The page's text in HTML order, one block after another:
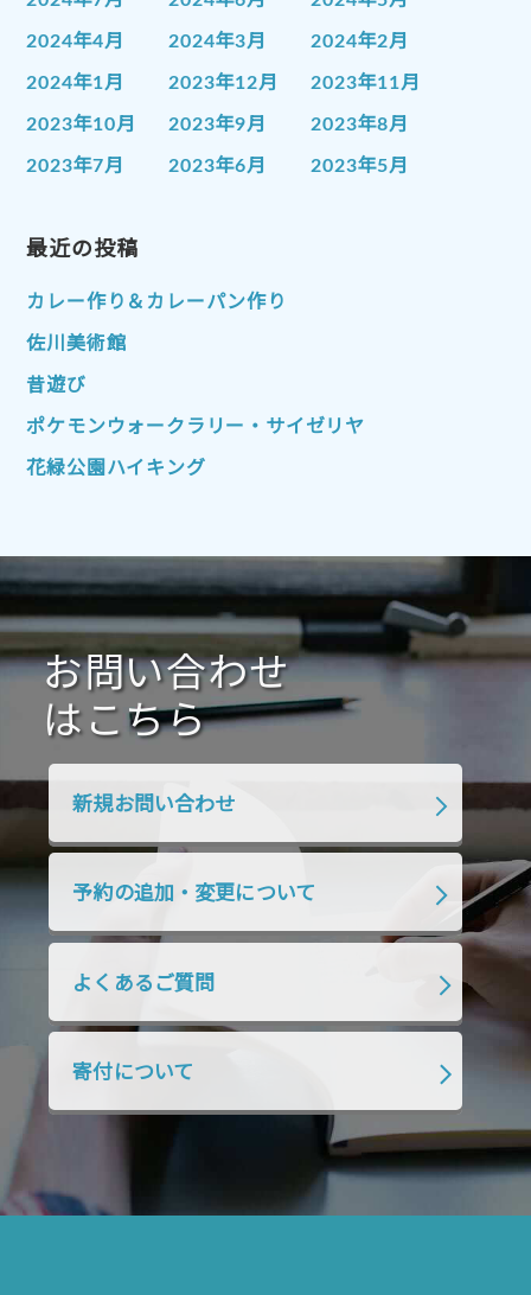
2024年4月 2024年3月 2024年2月
2024年1月 2023年12月 2023年11月
2023年10月 2023年9月 2023年8月
2023年7月 2023年6月 2023年5月
2023年1月
2022年10月 2022年9月
2022年7月
2022年4月
2022年1月 2021年12月 2021年11月
2021年10月 2021年9月
2021年1月 2020年12月 2020年11月
2020年10月 2020年9月 2020年8月
2020年7月 2020年6月 2020年5月
2020年4月 2020年3月 2020年2月
2019年9月
2019年4月
2018年7月 2018年6月
2018年4月 2018年3月 2018年2月
2018年1月 2017年12月
2017年10月 2017年9月 2017年8月
2017年5月
2017年4月
最近の投稿
カレー作り＆カレーパン作り
佐川美術館
昔遊び
ポケモンウォークラリー・サイゼリヤ
花緑公園ハイキング
お問い合わせ
はこちら
新規お問い合わせ
予約の追加・変更について
よくあるご質問
寄付について